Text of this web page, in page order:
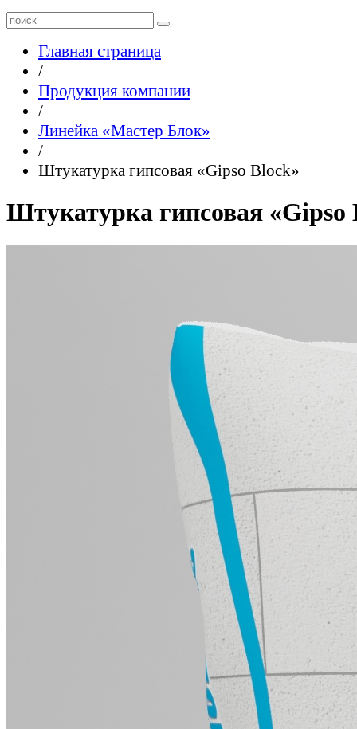
Главная страница
/
Продукция компании
/
Линейка «Мастер Блок»
/
Штукатурка гипсовая «Gipso Block»
Штукатурка гипсовая «Gipso